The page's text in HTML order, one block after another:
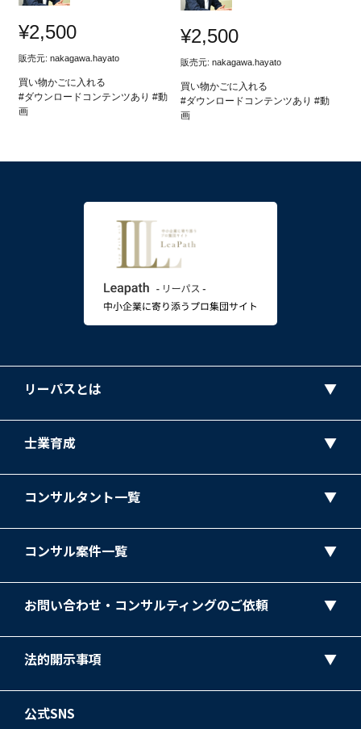
¥2,500
販売元: nakagawa.hayato
買い物かごに入れる
#ダウンロードコンテンツあり #動
画
¥2,500
販売元:nakagawa.hayato
買い物かごに入れる
#ダウンロードコンテンツあり #動
画
リーパスとは
士業育成
コンサルタント一覧
コンサル案件一覧
お問い合わせ・コンサルティングのご依頼
法的開示事項
公式SNS